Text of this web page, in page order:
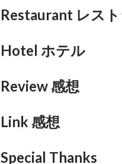
Restaurant レス
Hotel ホテル
Review 感想
Link 感想
Special Thanks